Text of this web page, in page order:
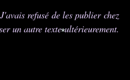
refusé de les publier chez
un autre texte ultérieurement.